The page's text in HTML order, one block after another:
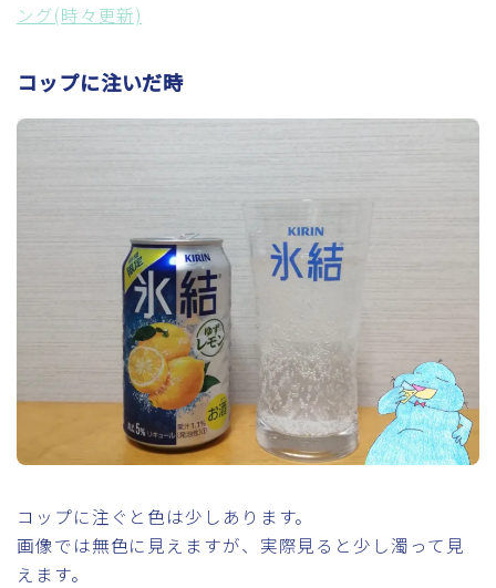
ング(時々更新)
コップに注いだ時
コップに注ぐと色は少しあります。
画像では無色に見えますが、実際見ると少し濁って見
えます。